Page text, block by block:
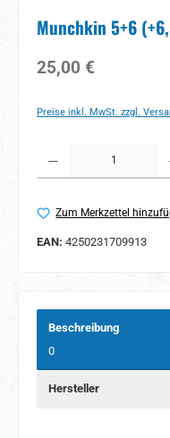
Munchkin 5+6
Regulärer Preis:
25,00 €
Preise inkl. MwSt. zzgl.
Zum Merkzettel
EAN: 4250231709913
Beschreibung
0
Hersteller